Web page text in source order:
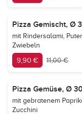
Pizza Gemischt, Ø
mit Rindersalami,
Zwiebeln
9,90 € 11,00 €
Pizza Gemüse, Ø
mit gebratenem
Zucchini